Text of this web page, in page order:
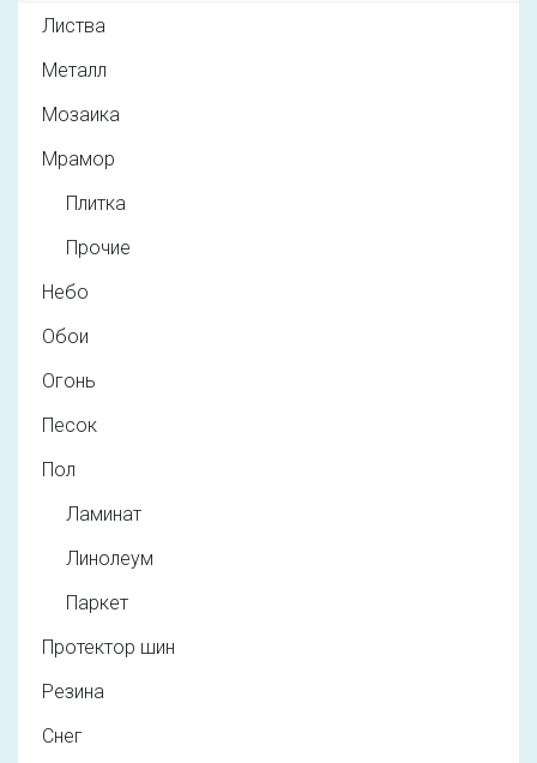
Листва
Металл
Мозаика
Мрамор
Плитка
Прочие
Небо
Обои
Огонь
Песок
Пол
Ламинат
Линолеум
Паркет
Протектор шин
Резина
Снег